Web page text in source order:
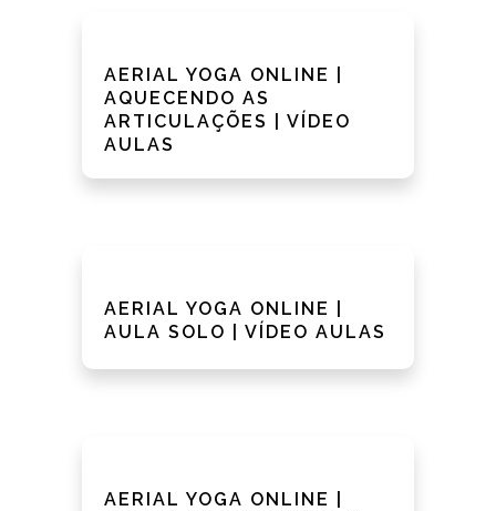
AERIAL YOGA ONLINE |
AQUECENDO AS
ARTICULAÇÕES | VÍDEO
AULAS
AERIAL YOGA ONLINE |
AULA SOLO | VÍDEO AULAS
AERIAL YOGA ONLINE |